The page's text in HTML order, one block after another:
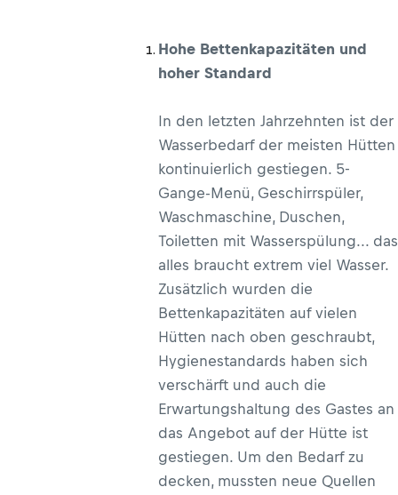
Hohe Bettenkapazitäten und
hoher Standard
In den letzten Jahrzehnten ist der
Wasserbedarf der meisten Hütten
kontinuierlich gestiegen. 5-
Gange-Menü, Geschirrspüler,
Waschmaschine, Duschen,
Toiletten mit Wasserspülung... das
alles braucht extrem viel Wasser.
Zusätzlich wurden die
Bettenkapazitäten auf vielen
Hütten nach oben geschraubt,
Hygienestandards haben sich
verschärft und auch die
Erwartungshaltung des Gastes an
das Angebot auf der Hütte ist
gestiegen. Um den Bedarf zu
decken, mussten neue Quellen